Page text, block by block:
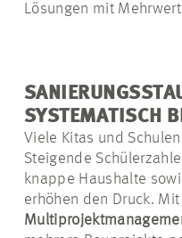
Lösungen mit
SYSTEMATISCH
Viele Kitas und
Steigende
knappe Haushalte
erhöhen den Druck.